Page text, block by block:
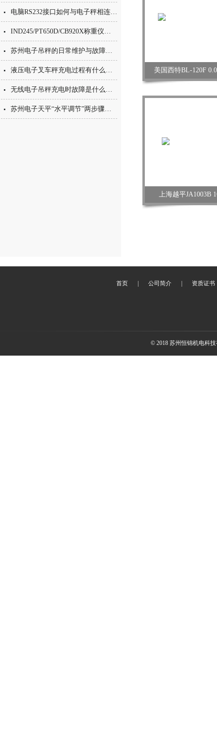
电脑RS232接口如何与电子秤相连接？
IND245/PT650D/CB920X称重仪表如何进行维护保养？
苏州电子吊秤的日常维护与故障排查要点
液压电子叉车秤充电过程有什么注意事项
无线电子吊秤充电时故障是什么原因？
苏州电子天平“水平调节”两步骤了解吗
美国西特BL-120F
上海越平JA1003B
首页 公司简介 资质证书
© 2018 苏州恒锦机电科